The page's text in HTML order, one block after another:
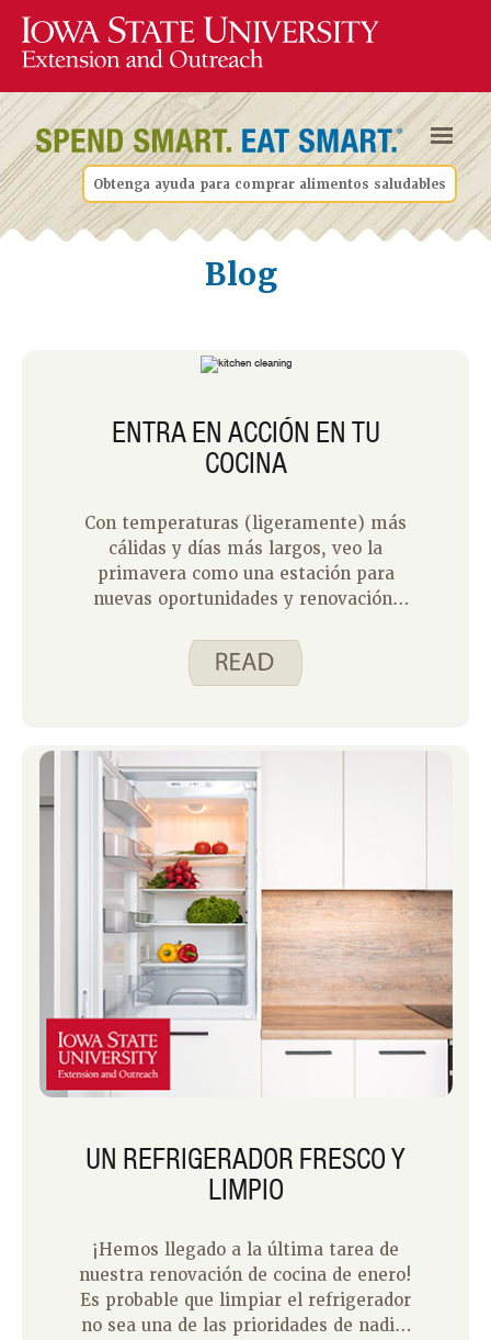
Obtenga ayuda para comprar alimentos saludables
Blog
ENTRA EN ACCIÓN EN TU
COCINA
Con temperaturas (ligeramente) más
cálidas y días más largos, veo la
primavera como una estación para
nuevas oportunidades y renovación.
pájaros construyen sus nidos y las
flores comienzan a florecer. Toda la
un nuevo nivel de motivación,
¡motivación que necesito
desesperadamente cuando se trata de
limpiar a fondo mi hogar!
UN REFRIGERADOR FRESCO Y
LIMPIO
¡Hemos llegado a la última tarea de
nuestra renovación de cocina de enero!
Es probable que limpiar el refrigerador
no sea una de las prioridades de nadie;